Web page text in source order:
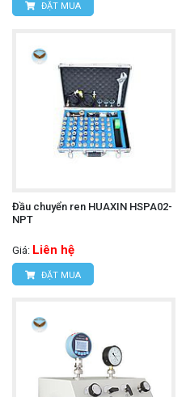
ĐẶT MUA
Đầu chuyển ren HUAXIN HSPA02-
NPT
Giá: Liên hệ
ĐẶT MUA